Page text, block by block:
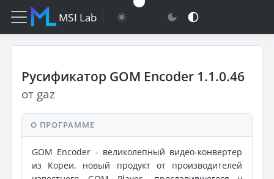
MSI Lab
Русификатор GOM Encoder 1.1.0.46
от gaz
О ПРОГРАММЕ
GOM Encoder - великолепный видео-конвертер
из Кореи, новый продукт от производителей